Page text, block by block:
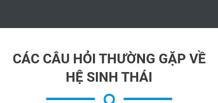
CÁC CÂU HỎI THƯỜNG GẶP VỀ
HỆ SINH THÁI